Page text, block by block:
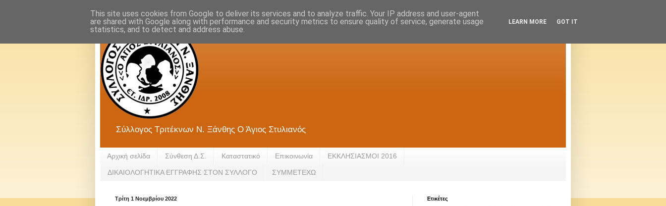
Σύλλογος Τριτέκνων Ν. Ξάνθης Ο Άγιος Στυλιανός
Αρχική σελίδα Σύνθεση Δ.Σ. Καταστατικό Eπικοινωνία ΕΚΚΛΗΣΙΑΣΜΟΙ 2016
ΔΙΚΑΙΟΛΟΓΗΤΙΚΑ ΕΓΓΡΑΦΗΣ ΣΤΟΝ ΣΥΛΛΟΓΟ ΣΥΜΜΕΤΕΧΩ
Τρίτη 1 Νοεμβρίου 2022 Ετικέτες
This site uses cookies from Google to deliver its services and to analyze traffic. Your IP address and user-agent
are shared with Google along with performance and security metrics to ensure quality of service, generate usage
statistics, and to detect and address abuse.
LEARN MORE GOT IT